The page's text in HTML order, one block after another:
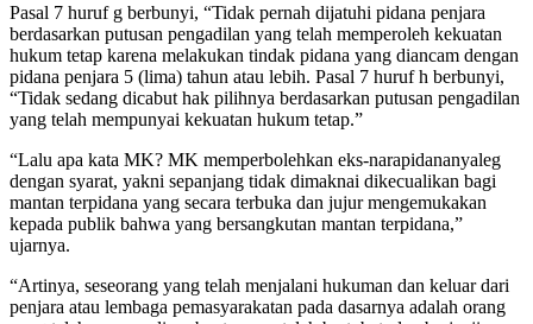
Pasal 7 huruf g berbunyi, “Tidak pernah dijatuhi pidana penjara
berdasarkan putusan pengadilan yang telah memperoleh kekuatan
hukum tetap karena melakukan tindak pidana yang diancam dengan
pidana penjara 5 (lima) tahun atau lebih. Pasal 7 huruf h berbunyi,
“Tidak sedang dicabut hak pilihnya berdasarkan putusan pengadilan
yang telah mempunyai kekuatan hukum tetap.”
“Lalu apa kata MK? MK memperbolehkan eks-narapidananyaleg
dengan syarat, yakni sepanjang tidak dimaknai dikecualikan bagi
mantan terpidana yang secara terbuka dan jujur mengemukakan
kepada publik bahwa yang bersangkutan mantan terpidana,”
ujarnya.
“Artinya, seseorang yang telah menjalani hukuman dan keluar dari
penjara atau lembaga pemasyarakatan pada dasarnya adalah orang